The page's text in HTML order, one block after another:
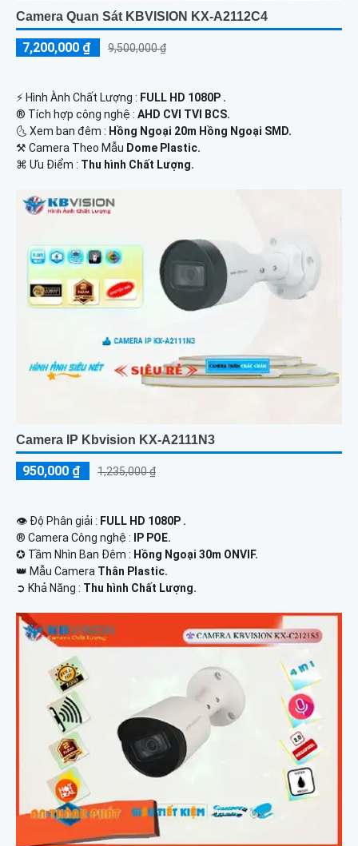
Camera Quan Sát KBVISION KX-A2112C4
7,200,000 ₫ 9,500,000 ₫
️⚡ Hình Ành Chất Lượng : FULL HD 1080P .
®️ Tích hợp công nghệ : AHD CVI TVI BCS.
🌜 Xem ban đêm : Hồng Ngoại 20m Hồng Ngoại SMD.
⚒ Camera Theo Mẫu Dome Plastic.
️⌘ Ưu Điểm : Thu hình Chất Lượng.
Camera IP Kbvision KX-A2111N3
950,000 ₫ 1,235,000 ₫
👁 Độ Phân giải : FULL HD 1080P .
®️ Camera Công nghệ :
IP POE.
✪ Tầm Nhìn Ban Đêm : Hồng Ngoại 30m ONVIF.
👑 Mẫu Camera Thân Plastic.
️➲ Khả Năng : Thu hình Chất Lượng.